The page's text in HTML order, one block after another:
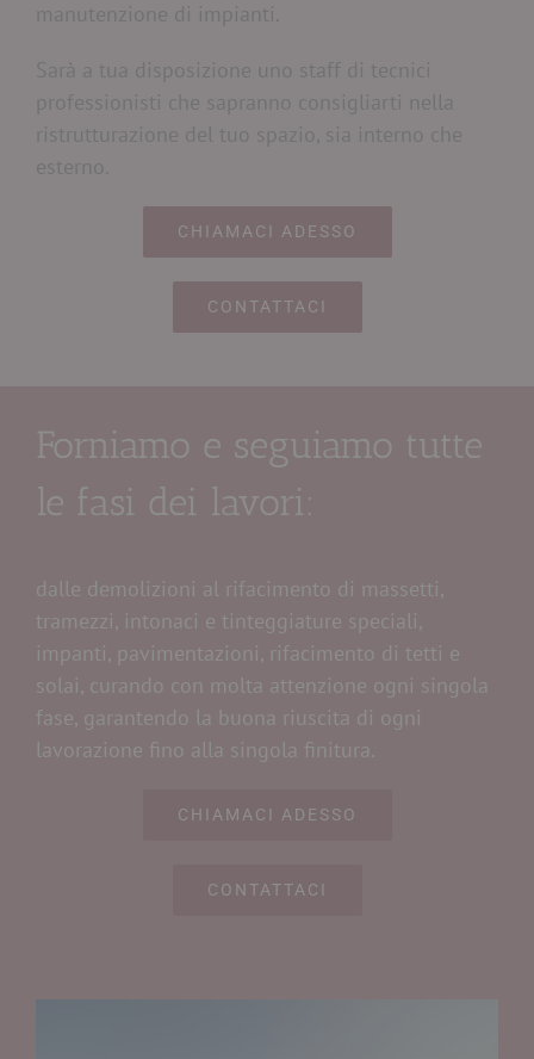
manutenzione di impianti.
Sarà a tua disposizione uno staff di tecnici
professionisti che sapranno consigliarti nella
ristrutturazione del tuo spazio, sia interno che
esterno.
CHIAMACI ADESSO
CONTATTACI
Forniamo e seguiamo tutte
le fasi dei lavori:
dalle demolizioni al rifacimento di massetti,
tramezzi, intonaci e tinteggiature speciali,
impanti, pavimentazioni, rifacimento di tetti e
solai, curando con molta attenzione ogni singola
fase, garantendo la buona riuscita di ogni
lavorazione fino alla singola finitura.
CHIAMACI ADESSO
CONTATTACI